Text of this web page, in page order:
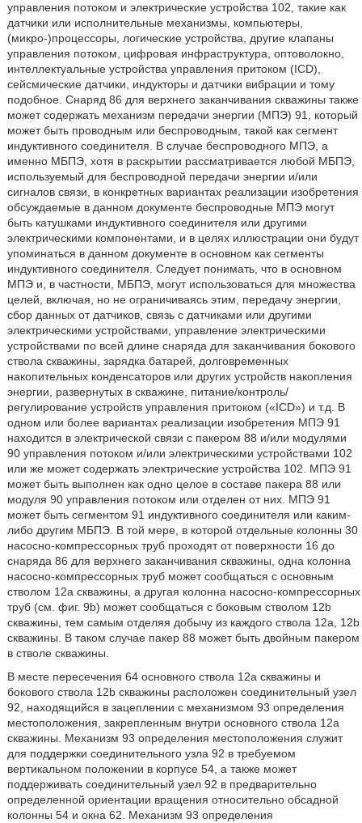
управления потоком и электрические устройства 102, такие как
датчики или исполнительные механизмы, компьютеры,
(микро-)процессоры, логические устройства, другие клапаны
управления потоком, цифровая инфраструктура, оптоволокно,
интеллектуальные устройства управления притоком (ICD),
сейсмические датчики, индукторы и датчики вибрации и тому
подобное. Снаряд 86 для верхнего заканчивания скважины также
может содержать механизм передачи энергии (МПЭ) 91, который
может быть проводным или беспроводным, такой как сегмент
индуктивного соединителя. В случае беспроводного МПЭ, а
именно МБПЭ, хотя в раскрытии рассматривается любой МБПЭ,
используемый для беспроводной передачи энергии и/или
сигналов связи, в конкретных вариантах реализации изобретения
обсуждаемые в данном документе беспроводные МПЭ могут
быть катушками индуктивного соединителя или другими
электрическими компонентами, и в целях иллюстрации они будут
упоминаться в данном документе в основном как сегменты
индуктивного соединителя. Следует понимать, что в основном
МПЭ и, в частности, МБПЭ, могут использоваться для множества
целей, включая, но не ограничиваясь этим, передачу энергии,
сбор данных от датчиков, связь с датчиками или другими
электрическими устройствами, управление электрическими
устройствами по всей длине снаряда для заканчивания бокового
ствола скважины, зарядка батарей, долговременных
накопительных конденсаторов или других устройств накопления
энергии, развернутых в скважине, питание/контроль/
регулирование устройств управления притоком («ICD») и т.д. В
одном или более вариантах реализации изобретения МПЭ 91
находится в электрической связи с пакером 88 и/или модулями
90 управления потоком и/или электрическими устройствами 102
или же может содержать электрические устройства 102. МПЭ 91
может быть выполнен как одно целое в составе пакера 88 или
модуля 90 управления потоком или отделен от них. МПЭ 91
может быть сегментом 91 индуктивного соединителя или каким-
либо другим МБПЭ. В той мере, в которой отдельные колонны 30
насосно-компрессорных труб проходят от поверхности 16 до
снаряда 86 для верхнего заканчивания скважины, одна колонна
насосно-компрессорных труб может сообщаться с основным
стволом 12а скважины, а другая колонна насосно-компрессорных
труб (см. фиг. 9b) может сообщаться с боковым стволом 12b
скважины, тем самым отделяя добычу из каждого ствола 12а, 12b
скважины. В таком случае пакер 88 может быть двойным пакером
в стволе скважины.
В месте пересечения 64 основного ствола 12а скважины и
бокового ствола 12b скважины расположен соединительный узел
92, находящийся в зацеплении с механизмом 93 определения
местоположения, закрепленным внутри основного ствола 12а
скважины. Механизм 93 определения местоположения служит
для поддержки соединительного узла 92 в требуемом
вертикальном положении в корпусе 54, а также может
поддерживать соединительный узел 92 в предварительно
определенной ориентации вращения относительно обсадной
колонны 54 и окна 62. Механизм 93 определения